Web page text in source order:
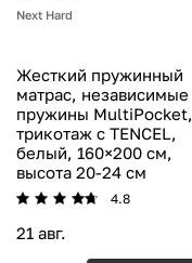
Next Hard
Жесткий пружинный
матрас, независимые
пружины MultiPocket,
трикотаж с TENCEL,
белый, 160×200 см,
высота 20-24 см
4.8
21 авг.